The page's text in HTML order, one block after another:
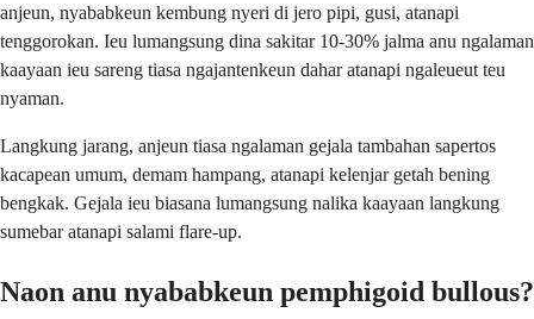
anjeun, nyababkeun kembung nyeri di jero pipi, gusi, atanapi
tenggorokan. Ieu lumangsung dina sakitar 10-30% jalma anu ngalaman
kaayaan ieu sareng tiasa ngajantenkeun dahar atanapi ngaleueut teu
nyaman.
Langkung jarang, anjeun tiasa ngalaman gejala tambahan sapertos
kacapean umum, demam hampang, atanapi kelenjar getah bening
bengkak. Gejala ieu biasana lumangsung nalika kaayaan langkung
sumebar atanapi salami flare-up.
Naon anu nyababkeun pemphigoid bullous?